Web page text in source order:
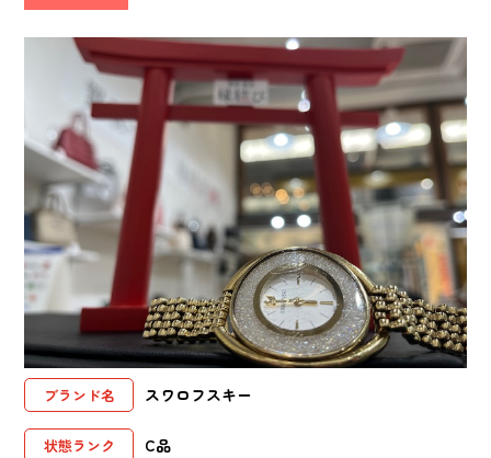
ブランド名 スワロフスキー
状態ランク C品